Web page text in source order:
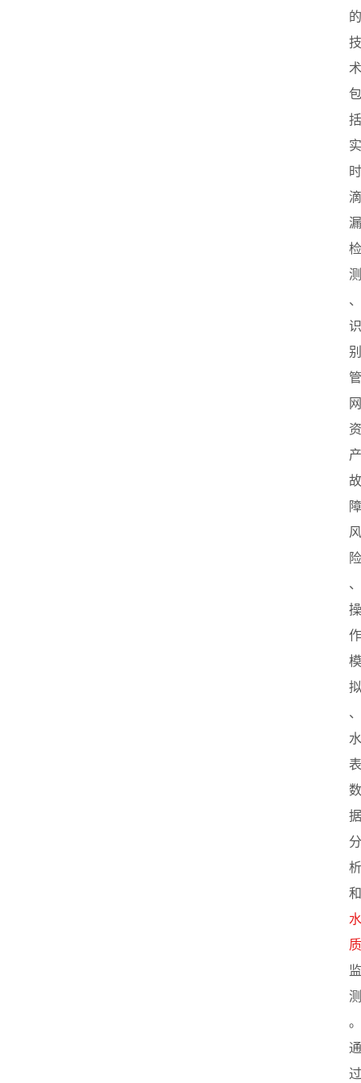
的
技
术
包
括
实
时
滴
漏
检
测
、
识
别
管
网
资
产
故
障
风
险
、
操
作
模
拟
、
水
表
数
据
分
析
和
水
质
监
测
。
通
过